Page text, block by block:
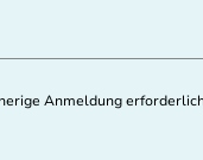
Anmeldung